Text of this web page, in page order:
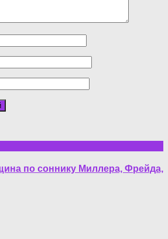
по соннику Миллера, Фрейда,